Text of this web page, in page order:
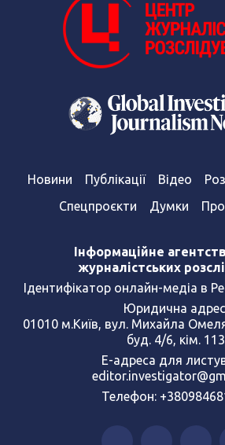
Новини Публікації Відео
Спецпроєкти
Думки
Інформаційне
журналістських
Ідентифікатор онлайн-медіа в
Юридична
01010 м.Київ, вул. Михайла
буд. 4/6, кім.
Е-адреса для
Телефон: